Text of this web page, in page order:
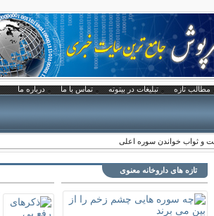
مطالب تازه تبلیغات در بیتوته تماس با ما درباره ما
و ثواب خواندن سوره اعلی
تازه های داروخانه معنوی